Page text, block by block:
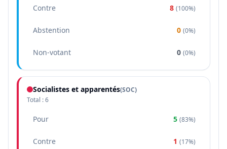
Contre 8 (100%)
Abstention 0 (0%)
Non-votant 0 (0%)
Socialistes et apparentés(SOC)
Total :6
Pour 5 (83%)
Contre 1 (17%)